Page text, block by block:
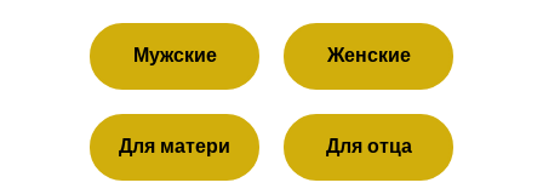
Мужские Женские
Для отца
Для матери